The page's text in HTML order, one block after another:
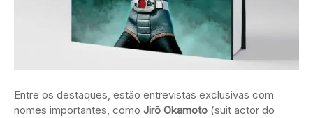
Entre os destaques, estão entrevistas exclusivas com
nomes importantes, como Jirō Okamoto (suit actor do